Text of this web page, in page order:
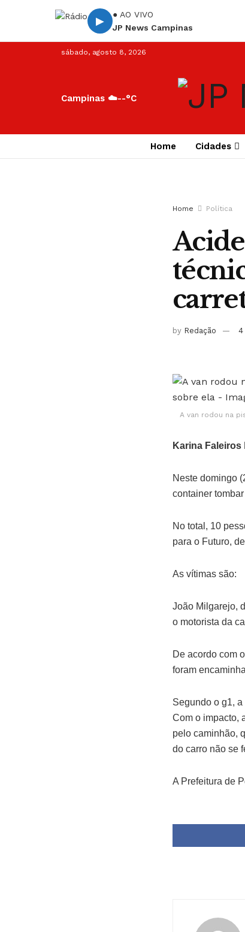
▶
● AO VIVO
JP News Campinas
sábado, agosto 8, 2026
Campinas ☁️--°C
Home Cidades
Home Política
by Redação 4
A van rodou na
Karina Faleiros
Neste domingo
container
No total, 10
para o Futuro,
As vítimas são:
João Milgarejo,
o motorista da
De acordo com
foram
Segundo o g1,
Com o impacto,
pelo caminhão,
do carro não se
A Prefeitura de